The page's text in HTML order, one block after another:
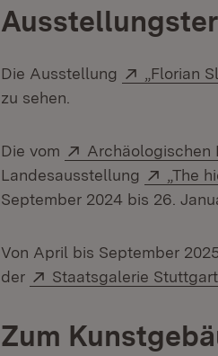
Die Ausstellung Extern:
„Florian
zu sehen.
Die vom Extern:
Archäologischen
Landesausstellung
Extern:
„The
September 2024 bis 26.
Von April bis September
der
Extern:
Staatsgalerie Stuttgart
Zum